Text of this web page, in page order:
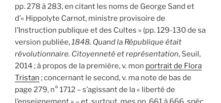
pp. 278 à 283, en citant les noms de George Sand et
d’« Hippolyte Carnot, ministre provisoire de
l’Instruction publique et des Cultes » (pp. 129-130 de sa
version publiée,1848. Quand la République était
révolutionnaire. Citoyenneté et représentation, Seuil,
2014 ; à propos de la première, v. mon portrait de Flora
Tristan ; concernant le second, v. ma note de bas de
page 279, n° 1712 – s’agissant de la « liberté de